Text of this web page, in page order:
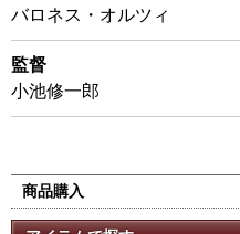
バロネス・オルツィ
監督
小池修一郎
商品購入